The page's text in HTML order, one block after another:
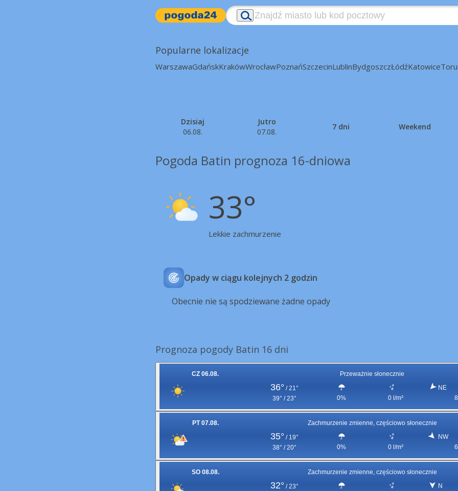
Popularne lokalizacje
WarszawaGdańskKrakówWrocławPoznańSzczecinLublinBydgoszczŁódźKatowice
Dzisiaj
06.08.
Jutro
07.08.
7 dni Weekend
Pogoda Batin prognoza 16-dniowa
33°
Lekkie zachmurzenie
Opady w ciągu kolejnych 2 godzin
Obecnie nie są spodziewane żadne opady
Prognoza pogody Batin 16 dni
CZ 06.08. Przeważnie słonecznie
36° / 21°
39° / 23°
0% 0 l/m²
NE
PT 07.08. Zachmurzenie zmienne, częściowo słonecznie
35° / 19°
38° / 20°
0% 0 l/m²
NW
SO 08.08. Zachmurzenie zmienne, częściowo słonecznie
32° / 23°
N